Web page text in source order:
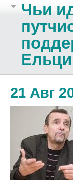
Чьи
21 Авг